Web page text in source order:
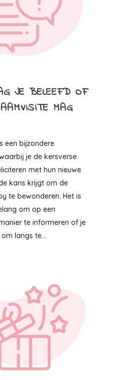
JE BELEEFD OF
MAG
een bijzondere
je de kersverse
met hun nieuwe
kans krijgt om de
te bewonderen. Het is
om op een
te informeren of je
langs te...